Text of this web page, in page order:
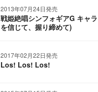
2013年07月24日発売
戦姫絶唱シンフォギアG キャ
を信じて、握り締めて)
2017年02月22日発売
Los! Los! Los!